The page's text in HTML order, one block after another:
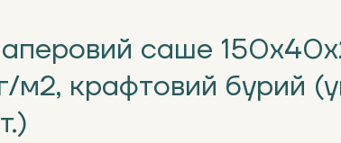
саше
м2, крафтовий бурий